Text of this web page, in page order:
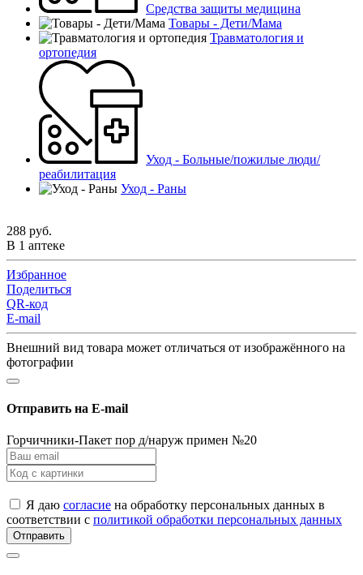
Средства защиты медицина
Товары - Дети/Мама
Травматология и
ортопедия
Уход - Больные/пожилые люди/
реабилитация
Уход - Раны
288 руб.
В 1 аптеке
Избранное
Поделиться
QR-код
E-mail
Внешний вид товара может отличаться от изображённого на
фотографии
Отправить на E-mail
Горчичники-Пакет пор д/наруж примен №20
Я даю согласие на обработку персональных данных в
соответствии с политикой обработки персональных данных
Отправить